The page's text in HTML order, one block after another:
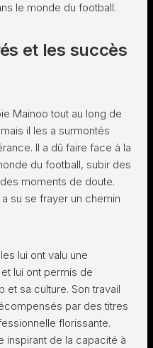
le monde du football.
et les succès
Mainoo tout au long de
il les a surmontés
Il a dû faire face à la
du football, subir des
moments de doute.
su se frayer un chemin
lui ont valu une
lui ont permis de
sa culture. Son travail
par des titres
florissante.
inspirant de la capacité à